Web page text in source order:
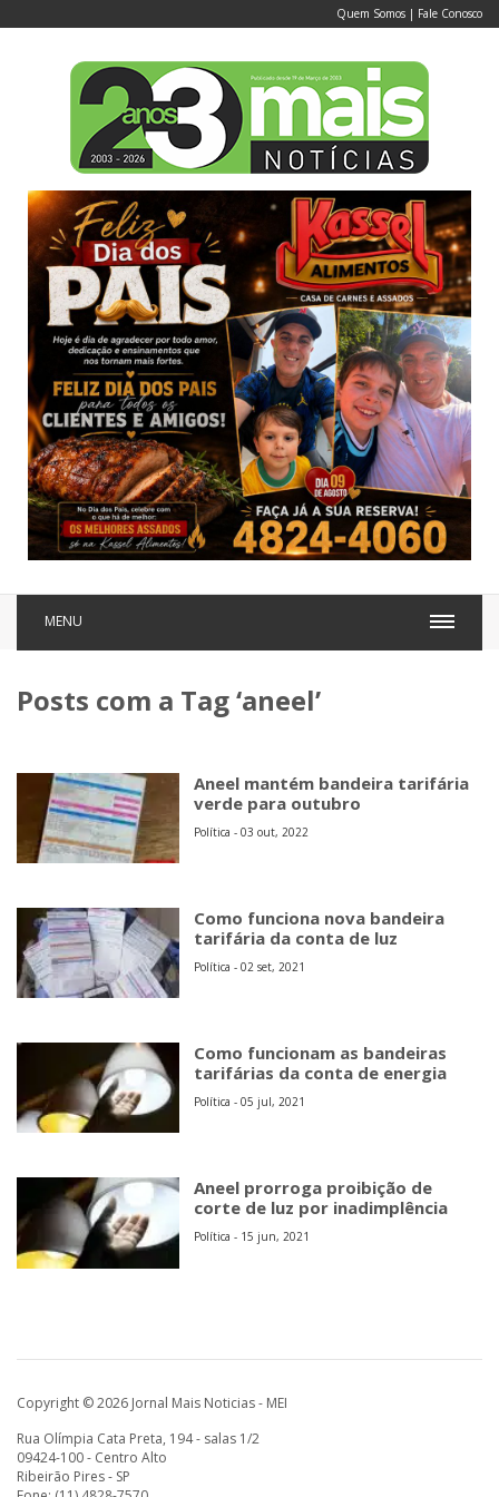
Quem Somos | Fale Conosco
MENU
Posts com a Tag ‘aneel’
Aneel mantém bandeira tarifária
verde para outubro
Política - 03 out, 2022
Como funciona nova bandeira
tarifária da conta de luz
Política - 02 set, 2021
Como funcionam as bandeiras
tarifárias da conta de energia
Política - 05 jul, 2021
Aneel prorroga proibição de
corte de luz por inadimplência
Política - 15 jun, 2021
Copyright © 2026 Jornal Mais Noticias - MEI
Rua Olímpia Cata Preta, 194 - salas 1/2
09424-100 - Centro Alto
Ribeirão Pires - SP